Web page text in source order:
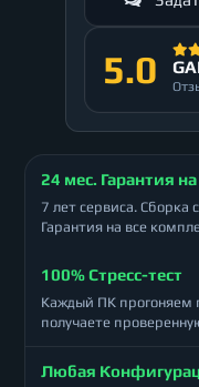
5.0
24 мес. Гарантия на
7 лет сервиса. Сборка
Гарантия на все
100% Стресс-тест
Каждый ПК прогоняем
получаете
Любая